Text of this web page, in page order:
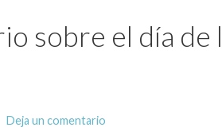
sobre el día de
Deja un comentario